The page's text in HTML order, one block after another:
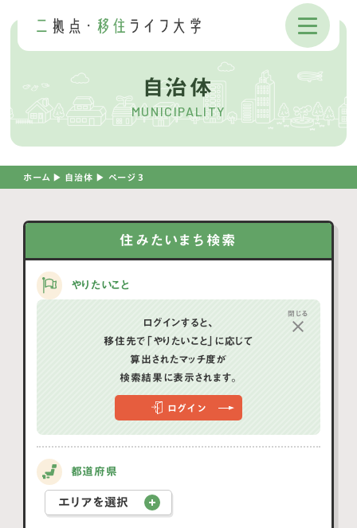
自治体
MUNICIPALITY
ホーム ▶︎ 自治体 ▶︎ ページ 3
住みたいまち検索
やりたいこと
閉じる
ログインすると、
移住先で「やりたいこと」に応じて
算出されたマッチ度が
検索結果に表示されます。
ログイン
#子育て
#老後も便利に
のマッチ度を算出！
都道府県
エリアを選択